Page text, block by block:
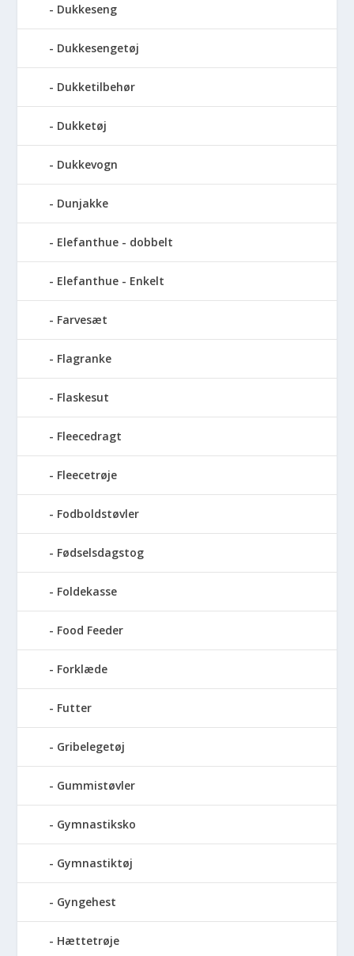
Dukkeseng
Dukkesengetøj
Dukketilbehør
Dukketøj
Dukkevogn
Dunjakke
Elefanthue - dobbelt
Elefanthue - Enkelt
Farvesæt
Flagranke
Flaskesut
Fleecedragt
Fleecetrøje
Fodboldstøvler
Fødselsdagstog
Foldekasse
Food Feeder
Forklæde
Futter
Gribelegetøj
Gummistøvler
Gymnastiksko
Gymnastiktøj
Gyngehest
Hættetrøje